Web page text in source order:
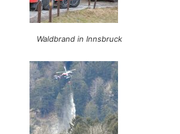
Waldbrand in Innsbruck